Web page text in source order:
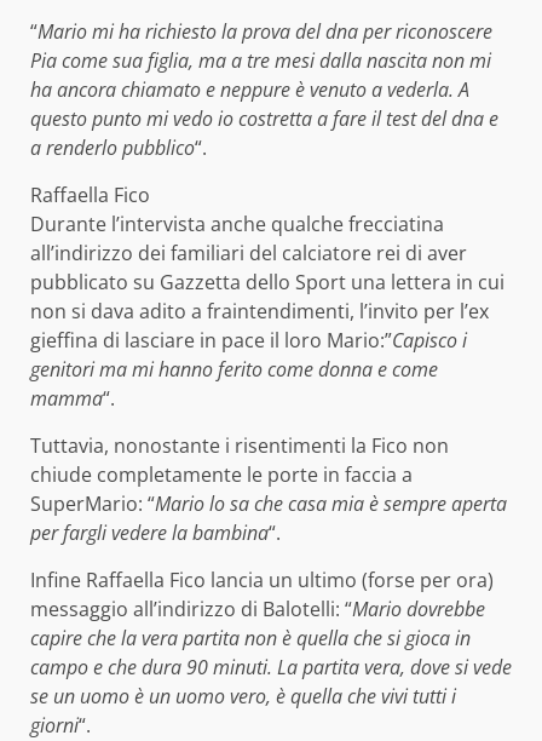
“Mario mi ha richiesto la prova del dna per riconoscere
Pia come sua figlia, ma a tre mesi dalla nascita non mi
ha ancora chiamato e neppure è venuto a vederla. A
questo punto mi vedo io costretta a fare il test del dna e
a renderlo pubblico“.
Raffaella Fico
Durante l’intervista anche qualche frecciatina
all’indirizzo dei familiari del calciatore rei di aver
pubblicato su Gazzetta dello Sport una lettera in cui
non si dava adito a fraintendimenti, l’invito per l’ex
gieffina di lasciare in pace il loro Mario:”Capisco i
genitori ma mi hanno ferito come donna e come
mamma“.
Tuttavia, nonostante i risentimenti la Fico non
chiude completamente le porte in faccia a
SuperMario: “Mario lo sa che casa mia è sempre aperta
per fargli vedere la bambina“.
Infine Raffaella Fico lancia un ultimo (forse per ora)
messaggio all’indirizzo di Balotelli: “Mario dovrebbe
capire che la vera partita non è quella che si gioca in
campo e che dura 90 minuti. La partita vera, dove si vede
se un uomo è un uomo vero, è quella che vivi tutti i
giorni“.